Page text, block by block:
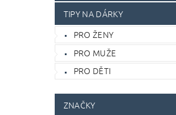
TIPY NA DÁRKY
PRO ŽENY
PRO MUŽE
PRO DĚTI
ZNAČKY